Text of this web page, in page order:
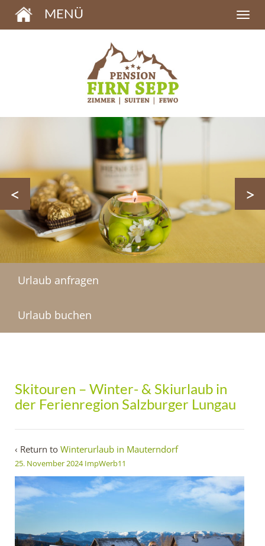
MENÜ
< >
Urlaub anfragen
Urlaub buchen
Skitouren – Winter- & Skiurlaub in
der Ferienregion Salzburger Lungau
‹ Return to Winterurlaub in Mauterndorf
25. November 2024 ImpWerb11